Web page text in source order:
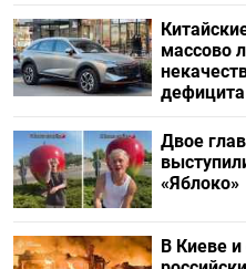
массово
Двое
«Яблоко»
В Киеве и